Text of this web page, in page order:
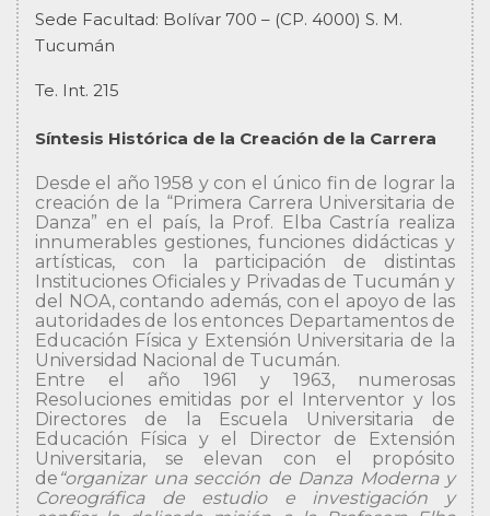
Sede Facultad: Bolívar 700 – (CP. 4000) S. M.
Tucumán
Te. Int. 215
Síntesis Histórica de la Creación de la Carrera
Desde el año 1958 y con el único fin de lograr la
creación de la “Primera Carrera Universitaria de
Danza” en el país, la Prof. Elba Castría realiza
innumerables gestiones, funciones didácticas y
artísticas, con la participación de distintas
Instituciones Oficiales y Privadas de Tucumán y
del NOA, contando además, con el apoyo de las
autoridades de los entonces Departamentos de
Educación Física y Extensión Universitaria de la
Universidad Nacional de Tucumán.
Entre el año 1961 y 1963, numerosas
Resoluciones emitidas por el Interventor y los
Directores de la Escuela Universitaria de
Educación Física y el Director de Extensión
Universitaria, se elevan con el propósito
de “organizar una sección de Danza Moderna y
Coreográfica de estudio e investigación y